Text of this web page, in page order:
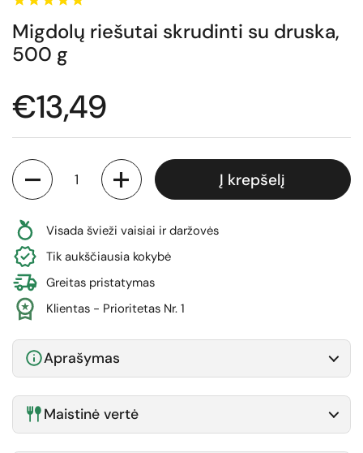
Migdolų riešutai skrudinti su druska,
500 g
Normali kaina
€13,49
Kiekis
Į krepšelį
Visada švieži vaisiai ir daržovės
Tik aukščiausia kokybė
Greitas pristatymas
Klientas - Prioritetas Nr. 1
Aprašymas
Maistinė vertė